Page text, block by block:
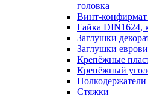
головка
Винт-
Гайка DIN1624,
Заглушки
Заглушки
Крепёжные
Крепёжный
Полкодержатели
Стяжки